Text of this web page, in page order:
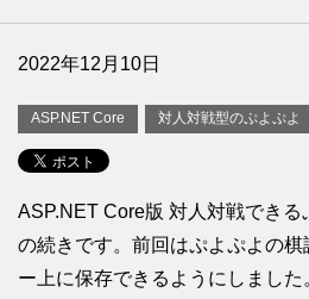
2022年12月10日
ASP.NET Core 対人対戦型のぷよぷよ
ASP.NET Core版 対人対戦できる
の続きです。前回はぷよぷよの
ー上に保存できるようにしまし